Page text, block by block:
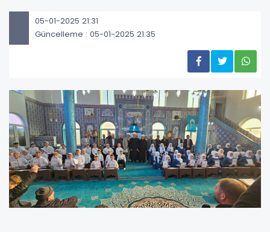
05-01-2025 21:31
Güncelleme : 05-01-2025 21:35